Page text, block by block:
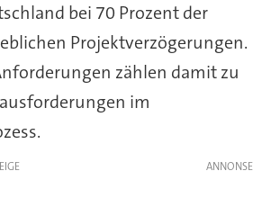
bei 70 Prozent der
Projektverzögerungen.
zählen damit zu
im